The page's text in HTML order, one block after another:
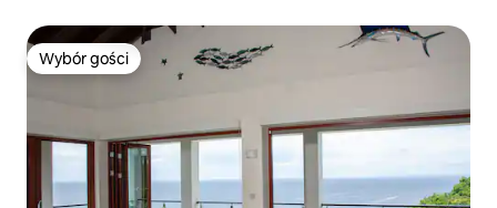
Wybór gości
Wybór gości